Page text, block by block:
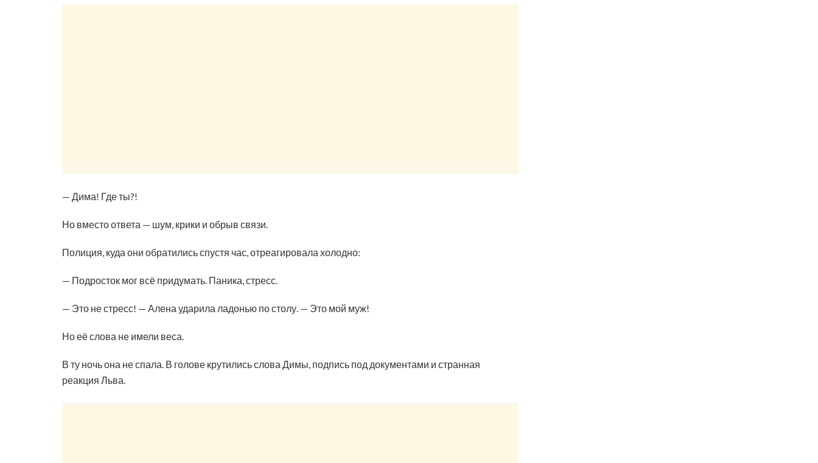
— Дима! Где ты?!
Но вместо ответа — шум, крики и обрыв связи.
Полиция, куда они обратились спустя час, отреагировала холодно:
— Подросток мог всё придумать. Паника, стресс.
— Это не стресс! — Алена ударила ладонью по столу. — Это мой муж!
Но её слова не имели веса.
В ту ночь она не спала. В голове крутились слова Димы, подпись под документами и странная
реакция Льва.